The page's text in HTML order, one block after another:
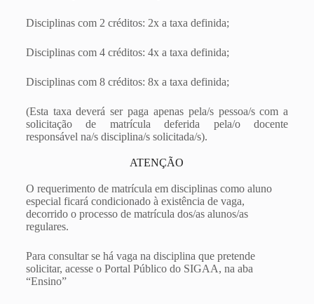
Disciplinas com 2 créditos: 2x a taxa definida;
Disciplinas com 4 créditos: 4x a taxa definida;
Disciplinas com 8 créditos: 8x a taxa definida;
(Esta taxa deverá ser paga apenas pela/s pessoa/s com a
solicitação de matrícula deferida pela/o docente
responsável na/s disciplina/s solicitada/s).
ATENÇÃO
O requerimento de matrícula em disciplinas como aluno
especial ficará condicionado à existência de vaga,
decorrido o processo de matrícula dos/as alunos/as
regulares.
Para consultar se há vaga na disciplina que pretende
solicitar, acesse o Portal Público do SIGAA, na aba
“Ensino”